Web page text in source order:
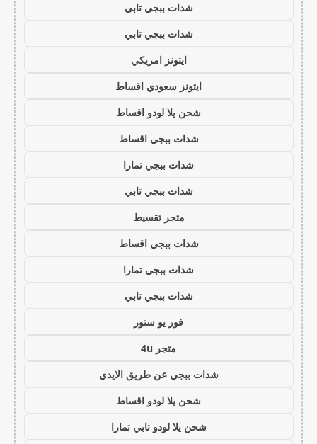
شدات ببجي تابي
شدات ببجي تابي
ايتونز امريكي
ايتونز سعودي اقساط
شحن يلا لودو اقساط
شدات ببجي اقساط
شدات ببجي تمارا
شدات ببجي تابي
متجر تقسيط
شدات ببجي اقساط
شدات ببجي تمارا
شدات ببجي تابي
فور يو ستور
متجر 4u
شدات ببجي عن طريق الايدي
شحن يلا لودو اقساط
شحن يلا لودو تابي تمارا